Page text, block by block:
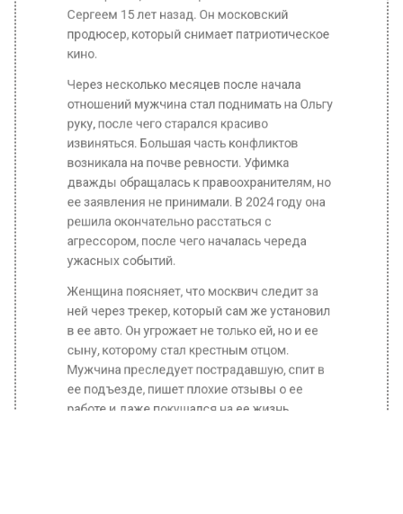
кино.
Через несколько месяцев после начала
руку, после чего старался красиво
извиняться. Большая часть конфликтов
возникала на почве ревности. Уфимка
дважды обращалась к правоохранителям, но
ее заявления не принимали. В 2024 году она
решила окончательно расстаться с
агрессором, после чего началась череда
ужасных событий.
Женщина поясняет, что москвич следит за
ней через трекер, который сам же установил
в ее авто. Он угрожает не только ей, но и ее
сыну, которому стал крестным отцом.
Мужчина преследует пострадавшую, спит в